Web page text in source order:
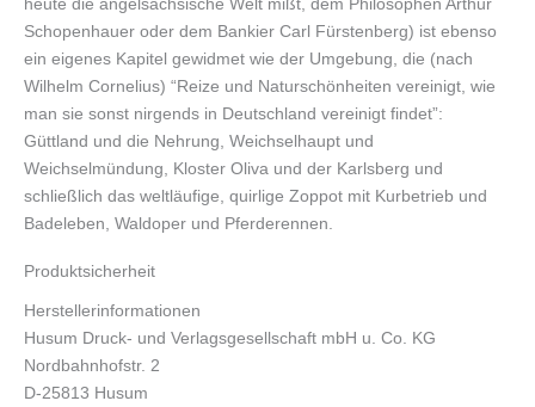
Schopenhauer oder dem Bankier Carl Fürstenberg) ist ebenso
ein eigenes Kapitel gewidmet wie der Umgebung, die (nach
Wilhelm Cornelius) “Reize und Naturschönheiten vereinigt, wie
man sie sonst nirgends in Deutschland vereinigt findet”:
Güttland und die Nehrung, Weichselhaupt und
Weichselmündung, Kloster Oliva und der Karlsberg und
schließlich das weltläufige, quirlige Zoppot mit Kurbetrieb und
Badeleben, Waldoper und Pferderennen.
Produktsicherheit
Herstellerinformationen
Husum Druck- und Verlagsgesellschaft mbH u. Co. KG
Nordbahnhofstr. 2
D-25813 Husum